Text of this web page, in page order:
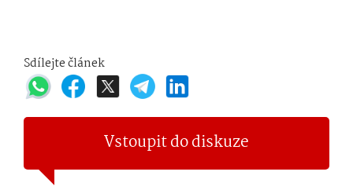
Sdílejte článek
Vstoupit do diskuze